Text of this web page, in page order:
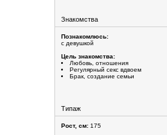
Знакомства
Познакомлюсь:
с девушкой
Цель знакомства:
Любовь, отношения
Регулярный секс вдвоем
Брак, создание семьи
Типаж
Рост, см: 175